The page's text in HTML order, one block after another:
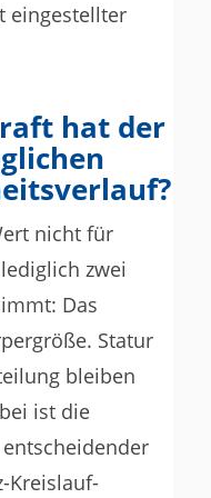
eingestellter
hat der
nicht für
zwei
Das
Statur
bleiben
ist die
Kreislauf-